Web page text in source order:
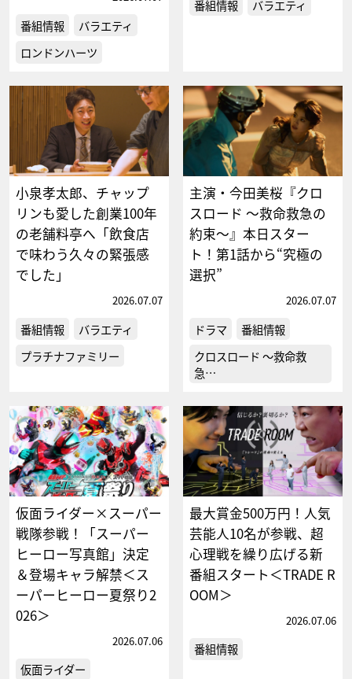
番組情報
バラエティ
ロンドンハーツ
番組情報 バラエティ
小泉孝太郎、チャップ
リンも愛した創業100年
の老舗料亭へ「飲食店
で味わう久々の緊張感
でした」
2026.07.07
番組情報
バラエティ
プラチナファミリー
主演・今田美桜『クロ
スロード ～救命救急の
約束～』本日スター
ト！第1話から“究極の
選択”
2026.07.07
ドラマ
番組情報
クロスロード ～救命救
急…
仮面ライダー×スーパー
戦隊参戦！「スーパー
ヒーロー写真館」決定
＆登場キャラ解禁＜ス
ーパーヒーロー夏祭り2
026＞
2026.07.06
仮面ライダー
最大賞金500万円！人気
芸能人10名が参戦、超
心理戦を繰り広げる新
番組スタート＜TRADE R
OOM＞
2026.07.06
番組情報